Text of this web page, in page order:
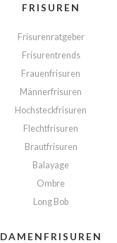
FRISUREN
Frisurenratgeber
Frisurentrends
Frauenfrisuren
Männerfrisuren
Hochsteckfrisuren
Flechtfrisuren
Brautfrisuren
Balayage
Ombre
Long Bob
DAMENFRISUREN